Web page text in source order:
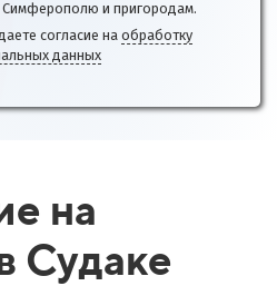
Симферополю и пригородам.
согласие на обработку
данных
на
Судаке